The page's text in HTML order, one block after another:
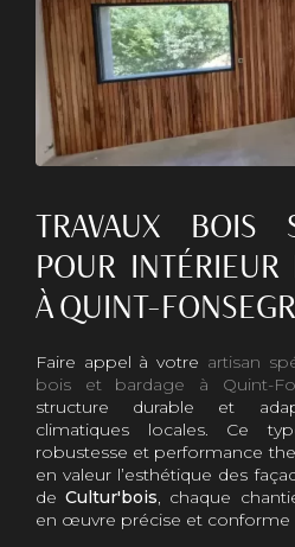
TRAVAUX BOIS
POUR INTÉRIEUR
À QUINT-
Faire appel à votre artisan
bois et bardage à Quint-
structure durable et
climatiques locales. Ce
robustesse et performance
en valeur l’esthétique des
deCultur'bois, chaque
en œuvre précise et conforme